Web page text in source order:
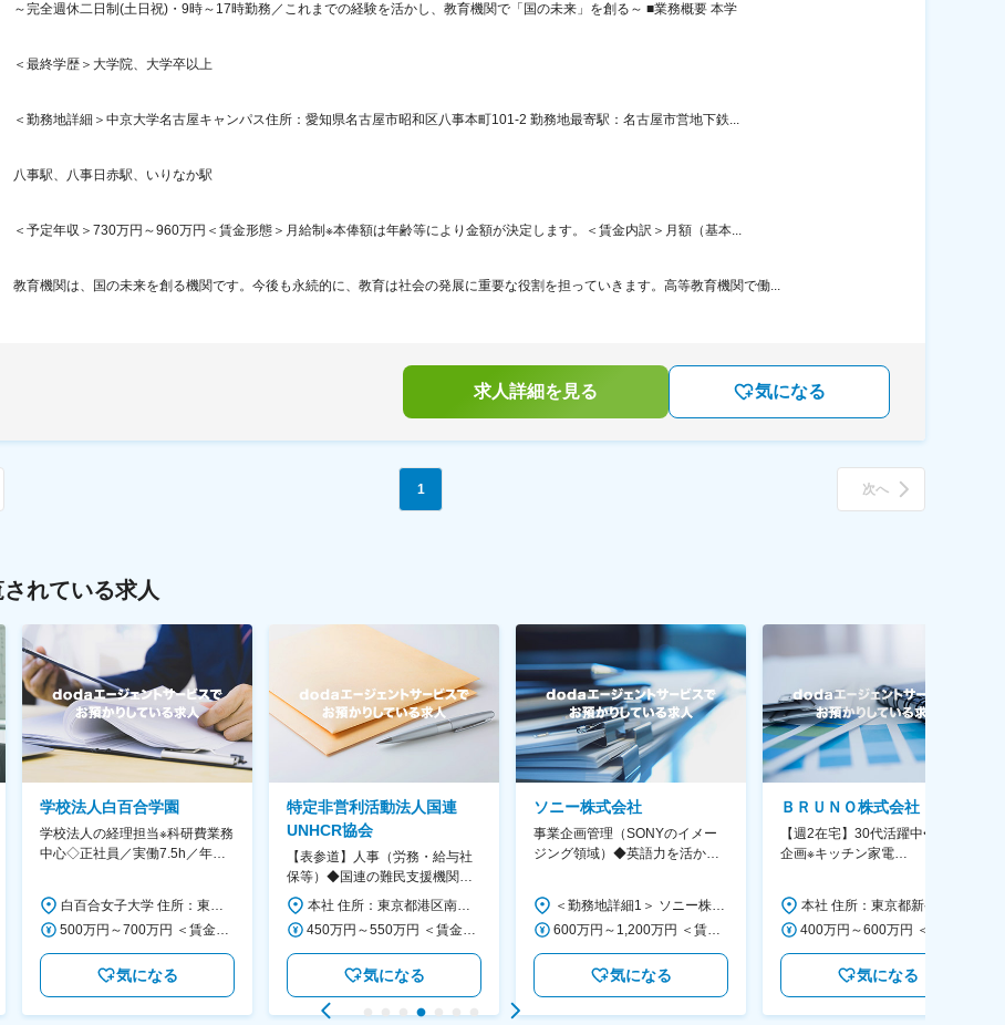
～完全週休二日制(土日祝)・9時～17時勤務／これまでの経験を活かし、教育機関で「国の未来」を創る～ ■業務概要 本学
＜最終学歴＞大学院、大学卒以上
＜勤務地詳細＞中京大学名古屋キャンパス住所：愛知県名古屋市昭和区八事本町101-2 勤務地最寄駅：名古屋市営地下鉄...
八事駅、八事日赤駅、いりなか駅
＜予定年収＞730万円～960万円＜賃金形態＞月給制※本俸額は年齢等により金額が決定します。＜賃金内訳＞月額（基本...
教育機関は、国の未来を創る機関です。今後も永続的に、教育は社会の発展に重要な役割を担っていきます。高等教育機関で働...
求人詳細を見る 気になる
1 次へ
れている求人
学校法人白百合学園
学校法人の経理担当※科研費業務
中心◇正社員／実働7.5h／年休
大学
白百合女子大学 住所：東京都調布市緑ヶ丘1-25 勤務地最寄駅：京王線／仙川駅 受動喫煙対策：屋内全面禁煙 変更の範囲：会社の定める事業所
500万円～700万円 ＜賃金形態＞ 月給制 ＜賃金内訳＞ 月額（基本給）：280,000円～430,000円 ＜月給＞ 280,000円～430,000円 ＜昇給有無＞ 有 ＜残業手当＞ 有 ＜給与補足＞ ※年齢・過去の経験に基づき、本学規定に合わせ決定 【残業手当】有 /残業時間に応じて全額支給（※想定年収に含む） 【各種手当】扶養手当/住宅手当/通勤手当 等 【賞与】年2回（6月、12月） 【昇給】年1回（4月） 賃金はあくまでも目安の金額であり、選考を通じて上下する可能性があります。 月給(月額)は固定手当を含めた表記です。
気になる
特定非営利活動法人国連
UNHCR協会
【表参道】人事（労務・給与社
保等）◆国連の難民支援機関の
活動を支える日本公式支援窓口
◆正職員登用前提
本社 住所：東京都港区南青山6-10-11 ウェスレーセンター3F 勤務地最寄駅：地下鉄各線／表参道駅 受動喫煙対策：屋内全面禁煙 変更の範囲：会社の定める事業所（リモートワーク含む）
450万円～550万円 ＜賃金形態＞ 月給制 ＜賃金内訳＞ 月額（基本給）：340,000円～420,000円 ＜月給＞ 340,000円～420,000円 ＜昇給有無＞ 有 ＜残業手当＞ 有 ＜給与補足＞ ※能力・経験によって決定します。 ■賞与あり（業績評価に応じて支給） 賃金はあくまでも目安の金額であり、選考を通じて上下する可能性があります。 月給(月額)は固定手当を含めた表記です。
気になる
ソニー株式会社
事業企画管理（SONYのイメー
ジング領域）◆英語力を活か
＜勤務地詳細1＞ ソニー株式会社 住所：神奈川県横浜市西区みなとみらい5-1-1 受動喫煙対策：屋内全面禁煙 ＜勤務地詳細2＞ ソニーシティ大崎 住所：東京都品川区大崎2-10-1 勤務地最寄駅：JR線／大崎駅 受動喫煙対策：屋内全面禁煙 変更の範囲：会社の定める事業所（リモートワーク含む）
600万円～1,200万円 ＜賃金形態＞ 月給制 ＜賃金内訳＞ 月額（基本給）：350,000円～500,000円 ＜月給＞ 350,000円～500,000円 ＜昇給有無＞ 有 ＜残業手当＞ 有 ＜給与補足＞ ※年収は経験や能力を考慮の上、当社規定により決定します。 賃金はあくまでも目安の金額であり、選考を通じて上下する可能性があります。 月給(月額)は固定手当を含めた表記です。
気になる
ＢＲＵＮＯ株式会社
【週2在宅】30代活躍中◆商品
企画※キッチン家電
画～調達／働き方◎
気になる